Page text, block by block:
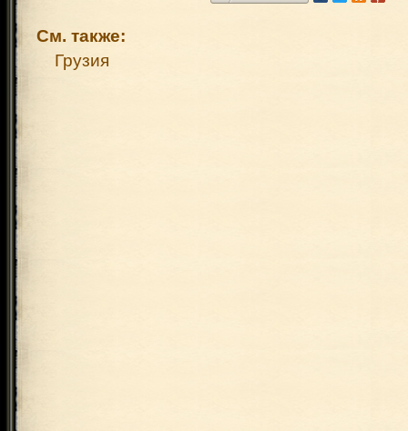
См. также:
Грузия